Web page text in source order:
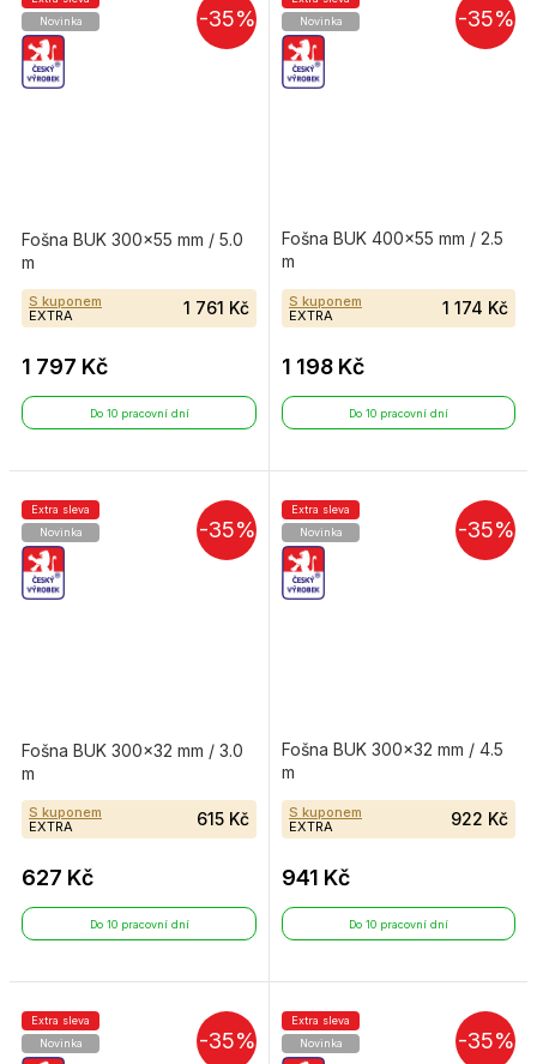
-35%
Novinka
Fošna BUK 300×55 mm / 5.0
m
S kuponem
EXTRA
1 761 Kč
1 797 Kč
Do 10 pracovní dní
-35%
Novinka
Fošna BUK 400×55 mm / 2.5
m
S kuponem
EXTRA
1 174 Kč
1 198 Kč
Do 10 pracovní dní
-35%
Extra sleva
Novinka
Fošna BUK 300×32 mm / 3.0
m
S kuponem
EXTRA
615 Kč
627 Kč
Do 10 pracovní dní
-35%
Extra sleva
Novinka
Fošna BUK 300×32 mm / 4.5
m
S kuponem
EXTRA
922 Kč
941 Kč
Do 10 pracovní dní
-35%
Extra sleva
Novinka
-35%
Extra sleva
Novinka